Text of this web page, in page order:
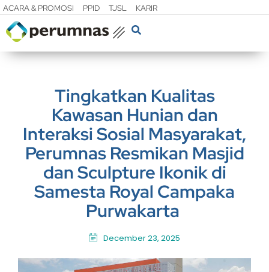
ACARA & PROMOSI PPID TJSL KARIR
Tingkatkan Kualitas
Kawasan Hunian dan
Interaksi Sosial Masyarakat,
Perumnas Resmikan Masjid
dan Sculpture Ikonik di
Samesta Royal Campaka
Purwakarta
December 23, 2025